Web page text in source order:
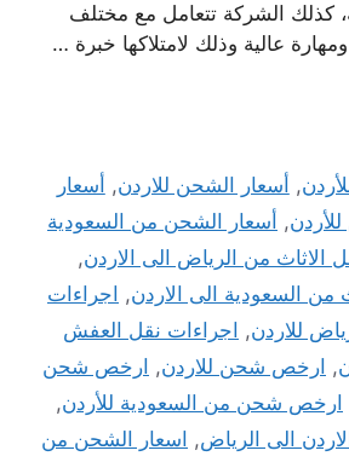
كذلك الشركة تتعامل مع مختلف
عالية وذلك لامتلاكها خبرة …
, أسعار الشحن للاردن, أسعار
, أسعار الشحن من السعودية
الاثاث من الرياض الى الاردن,
من السعودية الى الاردن, اجراءات
للاردن, اجراءات نقل العفش
, ارخص شحن للاردن, ارخص شحن
ارخص شحن من السعودية للأردن,
الى الرياض, اسعار الشحن من